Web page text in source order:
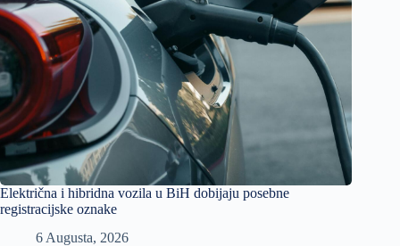
Električna i hibridna vozila u BiH dobijaju posebne
registracijske oznake
6 Augusta, 2026